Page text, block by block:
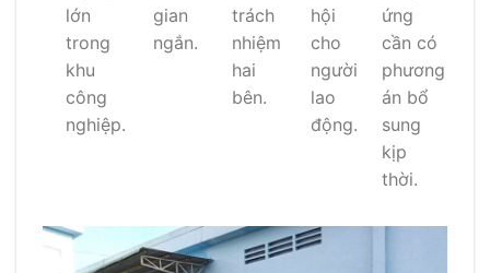
lớn
trong
khu
công
nghiệp.
gian
ngắn.
trách
nhiệm
hai
bên.
hội
cho
người
lao
động.
ứng
cần có
phương
án bổ
sung
kịp
thời.